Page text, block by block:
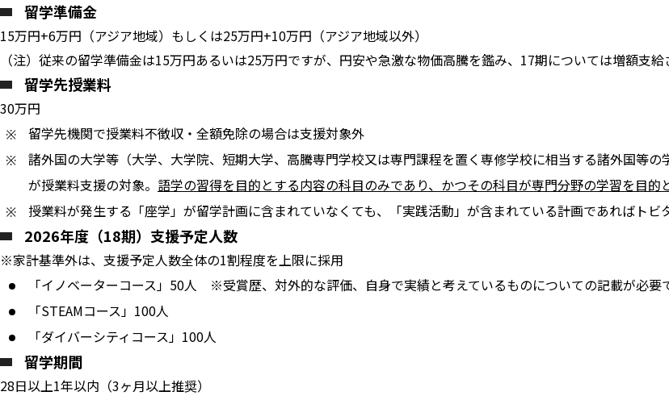
留学準備金
15万円+6万円（アジア地域）もしくは25万円+10万円（アジア地域以外）
（注）従来の留学準備金は15万円あるいは25万円ですが、円安や急激な物価高騰を鑑み、17期については増額支給
留学先授業料
30万円
留学先機関で授業料不徴収・全額免除の場合は支援対象外
諸外国の大学等（大学、大学院、短期大学、高騰専門学校又は専門課程を置く専修学校に相当する諸外国等
が授業料支援の対象。 語学の習得を目的とする内容の科目のみであり、かつその科目が専門分野の学習を目
授業料が発生する「座学」が留学計画に含まれていなくても、「実践活動」が含まれている計画であればトビ
2026年度（18期）支援予定人数
※家計基準外は、支援予定人数全体の1割程度を上限に採用
「イノベーターコース」50人 ※受賞歴、対外的な評価、自身で実績と考えているものについての記載が必要
「STEAMコース」100人
「ダイバーシティコース」100人
留学期間
28日以上1年以内（3ヶ月以上推奨）